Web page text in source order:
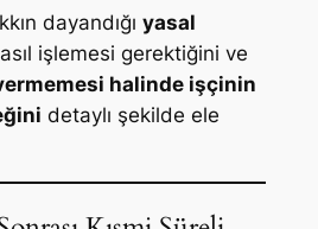
dayandığı yasal
işlemesi gerektiğini ve
halinde işçinin
detaylı şekilde ele